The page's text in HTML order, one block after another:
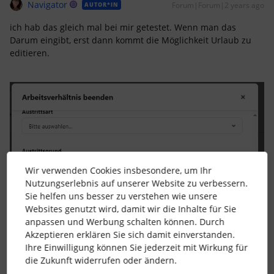
Navigator AUTOR*IN Forum|Forum|2 years ago
ich hab das gleich mal bei mir getestet. Wenn man das
Darum eingibt, erst dann kommt die Möglichkeit Urlaub zu
editieren.
Wir verwenden Cookies insbesondere, um Ihr
Nutzungserlebnis auf unserer Website zu verbessern.
Sie helfen uns besser zu verstehen wie unsere
Websites genutzt wird, damit wir die Inhalte für Sie
anpassen und Werbung schalten können. Durch
Akzeptieren erklären Sie sich damit einverstanden.
Ihre Einwilligung können Sie jederzeit mit Wirkung für
die Zukunft widerrufen oder ändern.